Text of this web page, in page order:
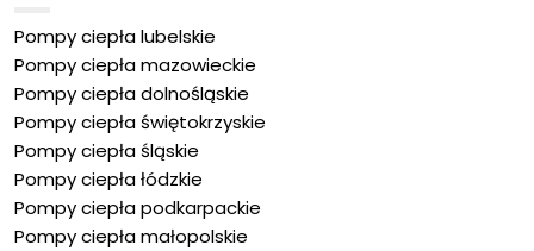
Pompy ciepła lubelskie
Pompy ciepła mazowieckie
Pompy ciepła dolnośląskie
Pompy ciepła świętokrzyskie
Pompy ciepła śląskie
Pompy ciepła łódzkie
Pompy ciepła podkarpackie
Pompy ciepła małopolskie